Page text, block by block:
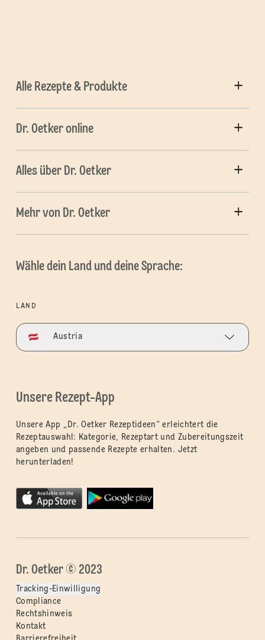
Alle Rezepte & Produkte
Dr. Oetker online
Alles über Dr. Oetker
Mehr von Dr. Oetker
Wähle dein Land und deine Sprache:
LAND
Austria
Unsere Rezept-App
Unsere App „Dr. Oetker Rezeptideen“ erleichtert die
Rezeptauswahl: Kategorie, Rezeptart und Zubereitungszeit
angeben und passende Rezepte erhalten. Jetzt
herunterladen!
Dr. Oetker © 2023
Tracking-Einwilligung
Compliance
Rechtshinweis
Kontakt